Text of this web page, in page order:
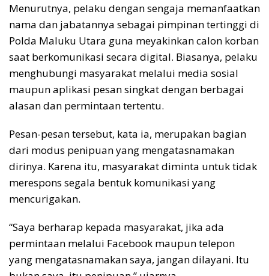
Menurutnya, pelaku dengan sengaja memanfaatkan
nama dan jabatannya sebagai pimpinan tertinggi di
Polda Maluku Utara guna meyakinkan calon korban
saat berkomunikasi secara digital. Biasanya, pelaku
menghubungi masyarakat melalui media sosial
maupun aplikasi pesan singkat dengan berbagai
alasan dan permintaan tertentu.
Pesan-pesan tersebut, kata ia, merupakan bagian
dari modus penipuan yang mengatasnamakan
dirinya. Karena itu, masyarakat diminta untuk tidak
merespons segala bentuk komunikasi yang
mencurigakan.
“Saya berharap kepada masyarakat, jika ada
permintaan melalui Facebook maupun telepon
yang mengatasnamakan saya, jangan dilayani. Itu